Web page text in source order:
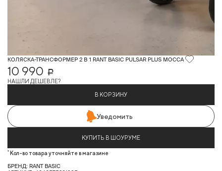
КОЛЯСКА-ТРАНСФОРМЕР 2 В 1 RANT BASIC PULSAR PLUS MOCCA
10 990
Р
НАШЛИ ДЕШЕВЛЕ?
В КОРЗИНУ
Уведомить
КУПИТЬ В ШОУРУМЕ
* Кол-во товара уточняйте в магазине
БРЕНД: RANT BASIC